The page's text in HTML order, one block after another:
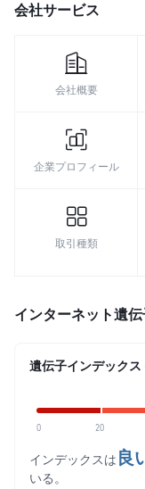
8
9
会社サービス
会社概要
企業プロフィール
取引種類
インターネット遺
遺伝子インデックス
0 20
インデックスは 良
いる。